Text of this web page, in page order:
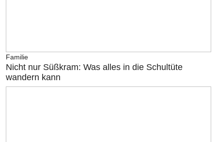
Familie
Nicht nur Süßkram: Was alles in die Schultüte
wandern kann